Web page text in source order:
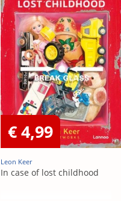
€ 4,99
Leon Keer
In case of lost childhood